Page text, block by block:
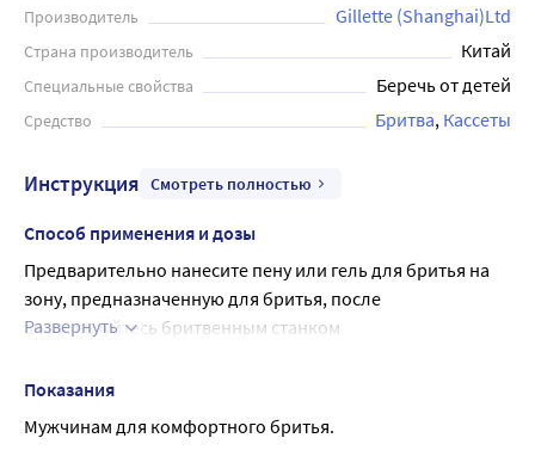
Производитель Gillette (Shanghai)Ltd
Страна производитель Китай
Специальные свойства Беречь от детей
Средство Бритва Кассеты
Инструкция Смотреть полностью
Способ применения и дозы
Предварительно нанесите пену или гель для бритья на
зону, предназначенную для бритья, после
воспользуйтесь бритвенным станком
теплой водой.
Развернуть
Показания
Мужчинам для комфортного бритья.